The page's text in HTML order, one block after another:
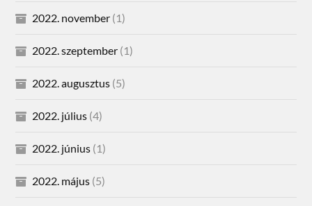
2022. november (1)
2022. szeptember (1)
2022. augusztus (5)
2022. július (4)
2022. június (1)
2022. május (5)